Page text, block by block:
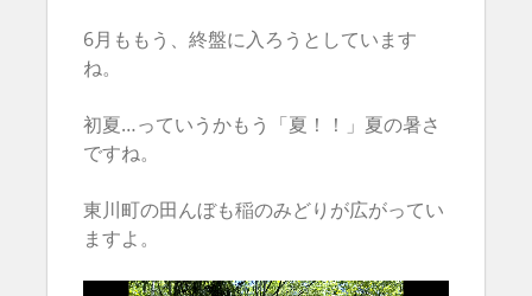
6月ももう、終盤に入ろうとしています
ね。
初夏…っていうかもう「夏！！」夏の暑さ
ですね。
東川町の田んぼも稲のみどりが広がってい
ますよ。